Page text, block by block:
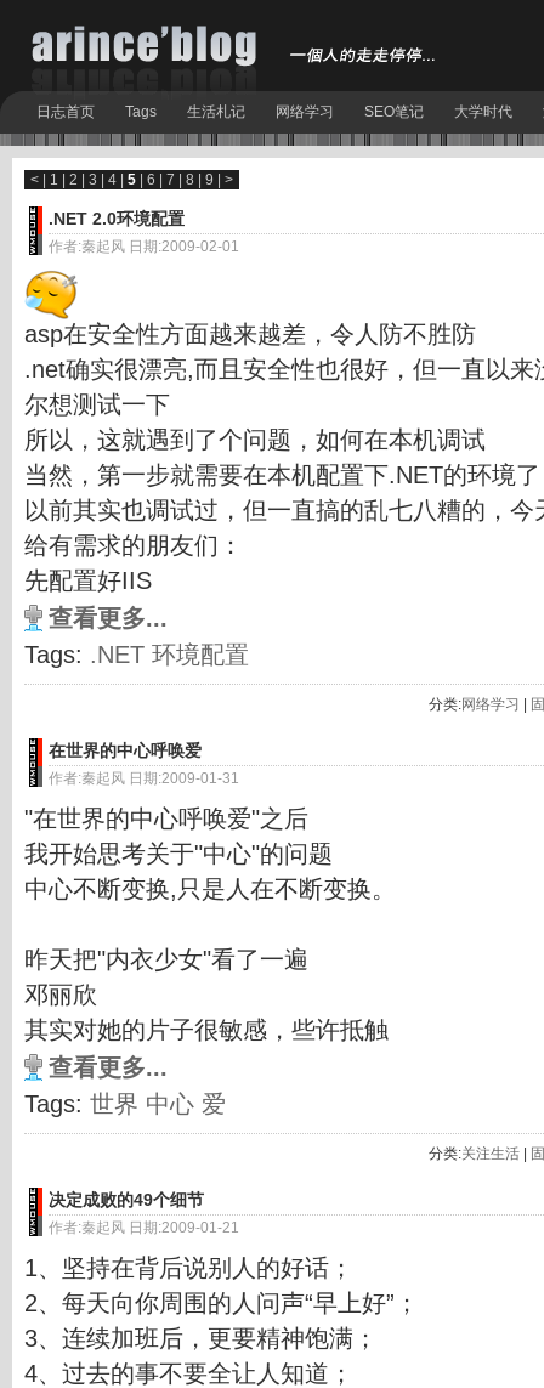
日志首页 Tags 生活札记 网络学习 SEO笔记 大学时代
< 1 2 3 4 5 6 7 8 9 >
.NET 2.0环境配置
作者:秦起风 日期:2009-02-01
asp在安全性方面越来越差，令人防不胜防
.net确实很漂亮,而且安全性也很好，但一直以
尔想测试一下
所以，这就遇到了个问题，如何在本机调试
当然，第一步就需要在本机配置下.NET的环境了
以前其实也调试过，但一直搞的乱七八糟的，
给有需求的朋友们：
先配置好IIS
查看更多...
Tags: .NET 环境配置
分类:网络学习
在世界的中心呼唤爱
作者:秦起风 日期:2009-01-31
"在世界的中心呼唤爱"之后
我开始思考关于"中心"的问题
中心不断变换,只是人在不断变换。
昨天把"内衣少女"看了一遍
邓丽欣
其实对她的片子很敏感，些许抵触
查看更多...
Tags: 世界 中心 爱
分类:关注生活
决定成败的49个细节
作者:秦起风 日期:2009-01-21
1、坚持在背后说别人的好话；
2、每天向你周围的人问声“早上好”；
3、连续加班后，更要精神饱满；
4、过去的事不要全让人知道；